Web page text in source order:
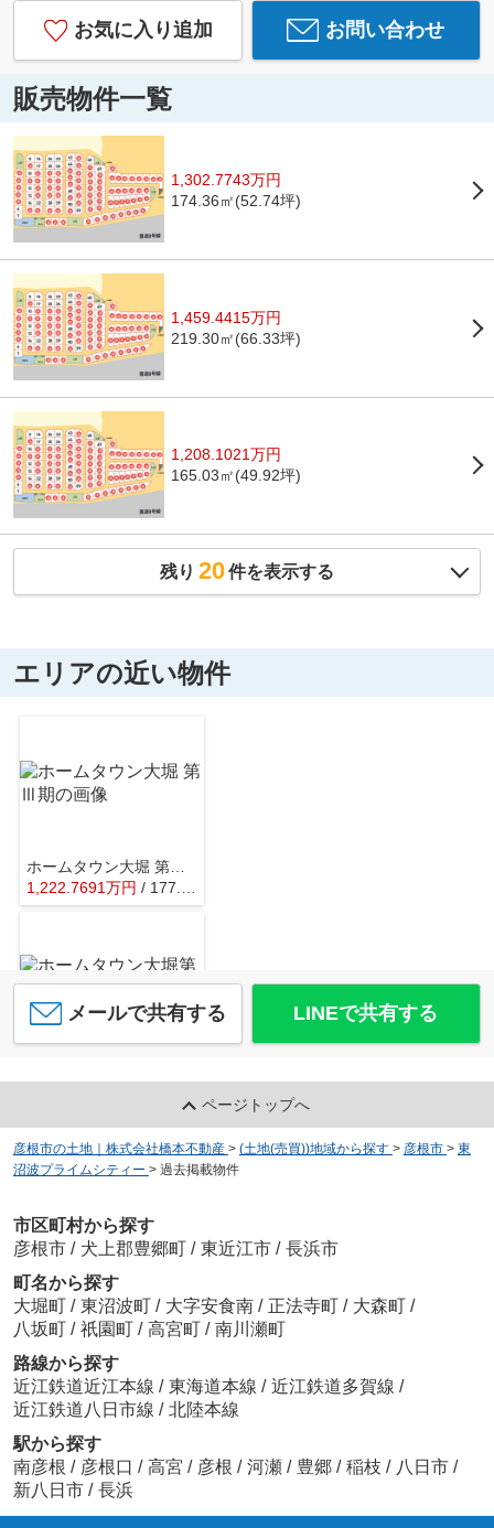
お気に入り追加 お問い合わせ
販売物件一覧
1,302.7743万円
174.36㎡(52.74坪)
1,459.4415万円
219.30㎡(66.33坪)
1,208.1021万円
165.03㎡(49.92坪)
残り 20件を表示する
エリアの近い物件
ホームタウン大堀 第Ⅲ期
1,222.7691万円 / 177.29㎡
989.9736万円 / 136.36㎡
ホームタウン大堀 第Ⅱ期
1,153.251万円
サンライズ旭森
1,158.0063万円 / 167.90㎡
メールで共有する LINEで共有する
ページトップへ
彦根市の土地｜株式会社橋本不動産 > (土地(売買))地域から探す > 彦根市 > 東
沼波プライムシティー > 過去掲載物件
市区町村から探す
彦根市 / 犬上郡豊郷町 / 東近江市 / 長浜市
町名から探す
大堀町 / 東沼波町 / 大字安食南 / 正法寺町 / 大森町 /
八坂町 / 祇園町 / 高宮町 / 南川瀬町
路線から探す
近江鉄道近江本線 / 東海道本線 / 近江鉄道多賀線 /
近江鉄道八日市線 / 北陸本線
駅から探す
南彦根 / 彦根口 / 高宮 / 彦根 / 河瀬 / 豊郷 / 稲枝 / 八日市 /
新八日市 / 長浜